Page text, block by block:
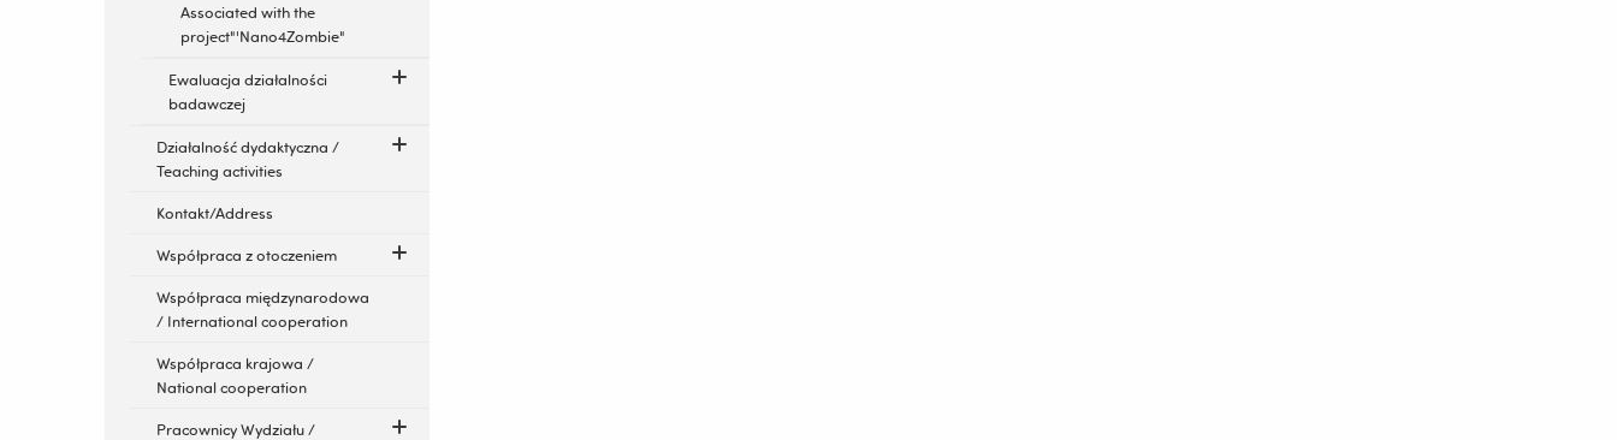
Associated with the
project"'Nano4Zombie"
Ewaluacja działalności
badawczej
Działalność dydaktyczna /
Teaching activities
Kontakt/Address
Współpraca z otoczeniem
Współpraca międzynarodowa
/ International cooperation
Współpraca krajowa /
National cooperation
Pracownicy Wydziału /